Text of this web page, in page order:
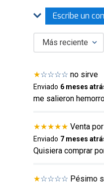
Escribe un
Título
Califica el
★★★★
Tu nombre
Más reciente
★☆☆☆☆ no sirve
Enviado 6 meses
me salieron
★★★★★ Venta
Enviado 7 meses
Quisiera comprar
★☆☆☆☆ Pésimo